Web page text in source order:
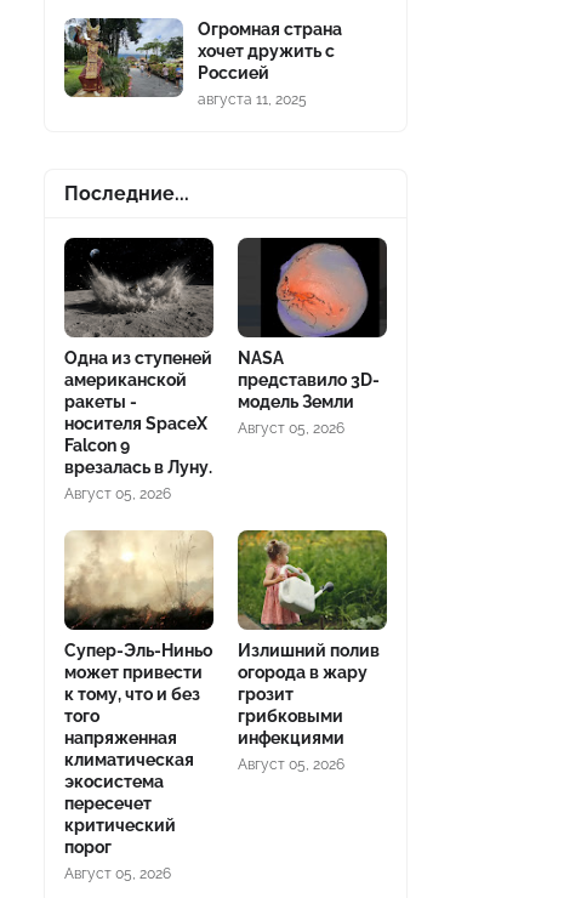
Огромная страна
хочет дружить с
Россией
августа 11, 2025
Последние...
Одна из ступеней
американской
ракеты -
носителя SpaceX
Falcon 9
врезалась в Луну.
Август 05, 2026
NASA
представило 3D-
модель Земли
Август 05, 2026
Супер-Эль-Ниньо
может привести
к тому, что и без
того
напряженная
климатическая
экосистема
пересечет
критический
порог
Август 05, 2026
Излишний полив
огорода в жару
грозит
грибковыми
инфекциями
Август 05, 2026